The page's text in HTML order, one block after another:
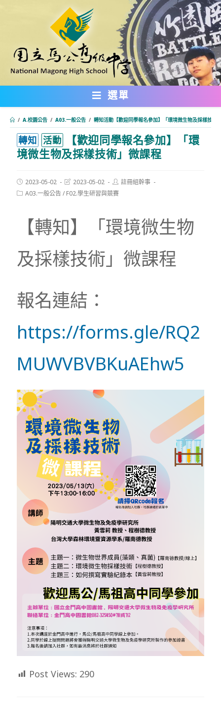
內
選單
/ A.校園公告 / A03.一般公告 / 轉知活動【歡迎同學報名參加】「環境微生物及採樣技術
轉知 活動
【歡迎同學報名參加】「環
境微生物及採樣技術」微課程
Post
published:
2023-05-02
Post
modified:
2023-05-02
Post
author:
註冊組幹事
PostA03.一般公告/ F02.學生研習與競賽
【轉知】「環境微生物
及採樣技術」微課程
報名連結：
https://forms.gle/RQ2
MUWVBVBKuAEhw5
Post Views: 290